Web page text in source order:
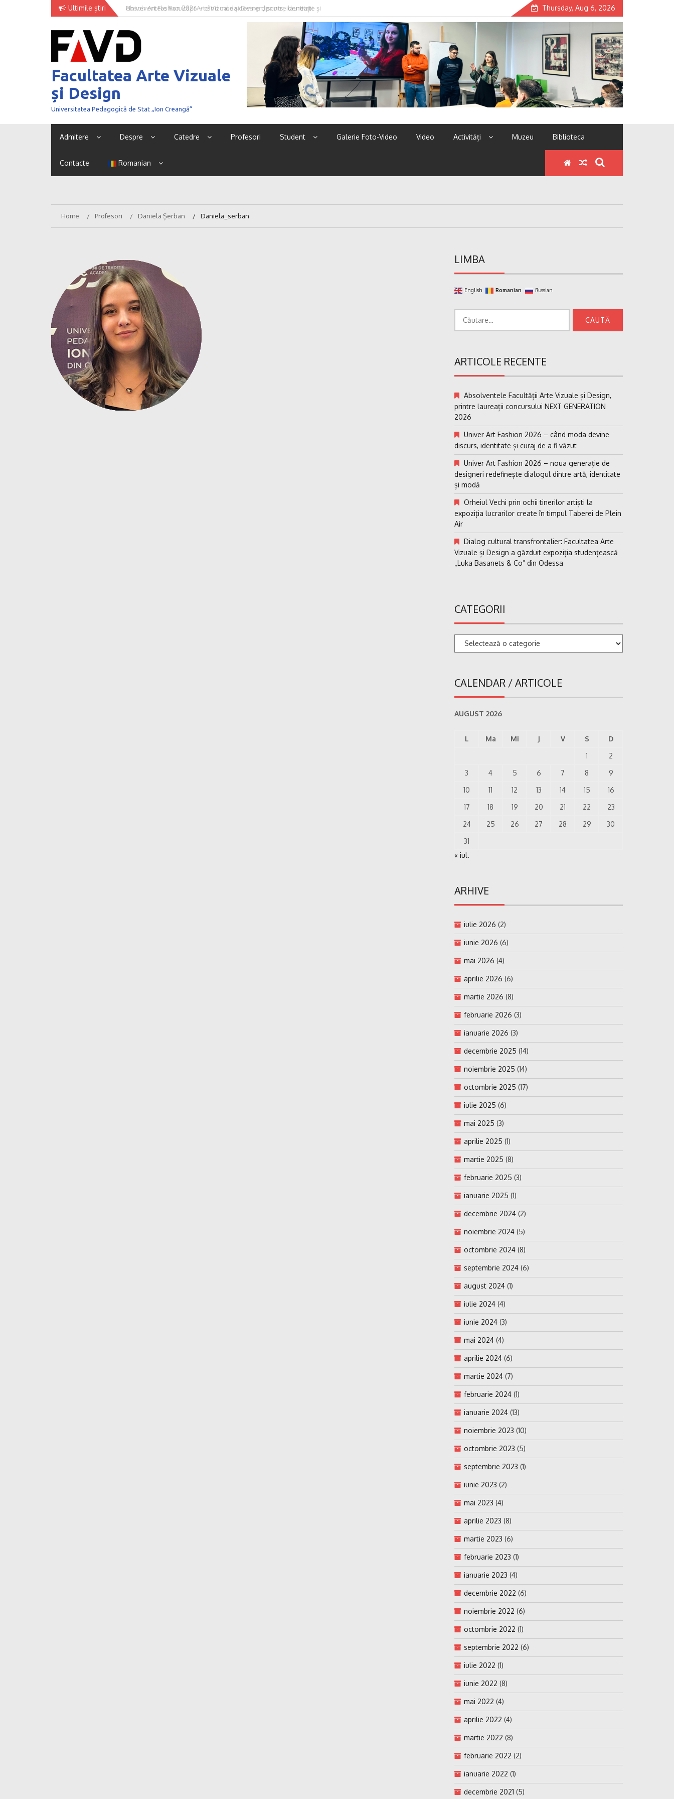
Ultimile știri
Univer Art Fashion 2026 – când moda devine discurs, identitate și
curaj de a fi văzut
Thursday, Aug 6, 2026
Facultatea Arte Vizuale
și Design
Universitatea Pedagogică de Stat „Ion Creangă”
Admitere Despre Catedre Profesori Student Galerie Foto-Video Video Activități Muzeu Biblioteca
Contacte Romanian
Home Profesori Daniela Șerban Daniela_serban
LIMBA
English Romanian Russian
după:
ARTICOLE RECENTE
Absolventele Facultății Arte Vizuale și Design,
printre laureații concursului NEXT GENERATION
2026
Univer Art Fashion 2026 – când moda devine
discurs, identitate și curaj de a fi văzut
Univer Art Fashion 2026 – noua generație de
designeri redefinește dialogul dintre artă, identitate
și modă
Orheiul Vechi prin ochii tinerilor artiști la
expoziția lucrarilor create în timpul Taberei de Plein
Air
Dialog cultural transfrontalier: Facultatea Arte
Vizuale și Design a găzduit expoziția studențească
„Luka Basanets & Co” din Odessa
CATEGORII
Categorii
CALENDAR / ARTICOLE
AUGUST 2026
L Ma Mi J V S
D
1
2
3
4 5 6 7 8
9
10
11 12 13 14 15
16
17
18 19 20 21 22
23
24
25 26 27 28 29
30
31
« iul.
ARHIVE
iulie 2026 (2)
iunie 2026 (6)
mai 2026 (4)
aprilie 2026 (6)
martie 2026 (8)
februarie 2026 (3)
ianuarie 2026 (3)
decembrie 2025 (14)
noiembrie 2025 (14)
octombrie 2025 (17)
iulie 2025 (6)
mai 2025 (3)
aprilie 2025 (1)
martie 2025 (8)
februarie 2025 (3)
ianuarie 2025 (1)
decembrie 2024 (2)
noiembrie 2024 (5)
octombrie 2024 (8)
septembrie 2024 (6)
august 2024 (1)
iulie 2024 (4)
iunie 2024 (3)
mai 2024 (4)
aprilie 2024 (6)
martie 2024 (7)
februarie 2024 (1)
ianuarie 2024 (13)
noiembrie 2023 (10)
octombrie 2023 (5)
septembrie 2023 (1)
iunie 2023 (2)
mai 2023 (4)
aprilie 2023 (8)
martie 2023 (6)
februarie 2023 (1)
ianuarie 2023 (4)
decembrie 2022 (6)
noiembrie 2022 (6)
octombrie 2022 (1)
septembrie 2022 (6)
iulie 2022 (1)
iunie 2022 (8)
mai 2022 (4)
aprilie 2022 (4)
martie 2022 (8)
februarie 2022 (2)
ianuarie 2022 (1)
decembrie 2021 (5)